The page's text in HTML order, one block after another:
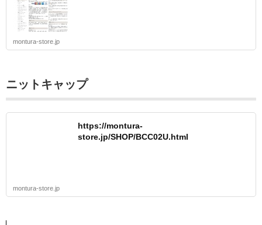
montura-store.jp
ニットキャップ
https://montura-
store.jp/SHOP/BCC02U.html
montura-store.jp